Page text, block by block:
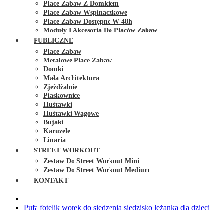
Place Zabaw Z Domkiem
Place Zabaw Wspinaczkowe
Place Zabaw Dostępne W 48h
Moduły I Akcesoria Do Placów Zabaw
PUBLICZNE
Place Zabaw
Metalowe Place Zabaw
Domki
Mała Architektura
Zjeżdżalnie
Piaskownice
Huśtawki
Huśtawki Wagowe
Bujaki
Karuzele
Linaria
STREET WORKOUT
Zestaw Do Street Workout Mini
Zestaw Do Street Workout Medium
KONTAKT
Pufa fotelik worek do siedzenia siedzisko leżanka dla dzieci